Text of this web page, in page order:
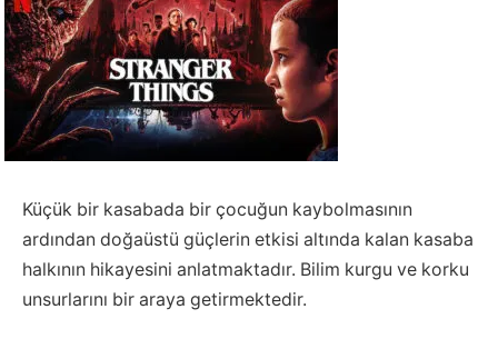
Küçük bir kasabada bir çocuğun kaybolmasının
ardından doğaüstü güçlerin etkisi altında kalan kasaba
halkının hikayesini anlatmaktadır. Bilim kurgu ve korku
unsurlarını bir araya getirmektedir.